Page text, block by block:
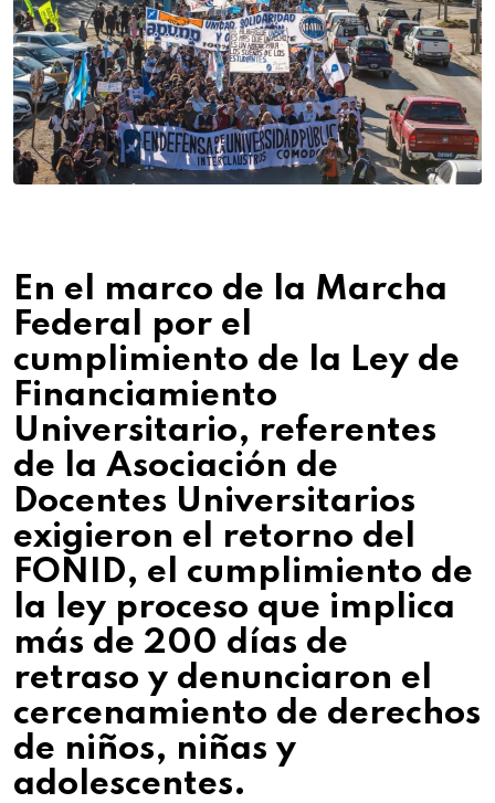
En el marco de la Marcha
Federal por el
cumplimiento de la Ley de
Financiamiento
Universitario, referentes
de la Asociación de
Docentes Universitarios
exigieron el retorno del
FONID, el cumplimiento de
la ley proceso que implica
más de 200 días de
retraso y denunciaron el
cercenamiento de derechos
de niños, niñas y
adolescentes.